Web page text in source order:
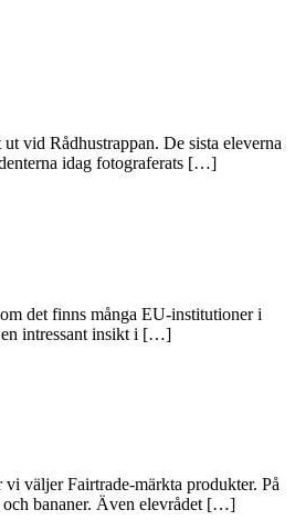
vid Rådhustrappan. De sista eleverna
idag fotograferats […]
det finns många EU-institutioner i
en intressant insikt i […]
väljer Fairtrade-märkta produkter. På
och bananer. Även elevrådet […]